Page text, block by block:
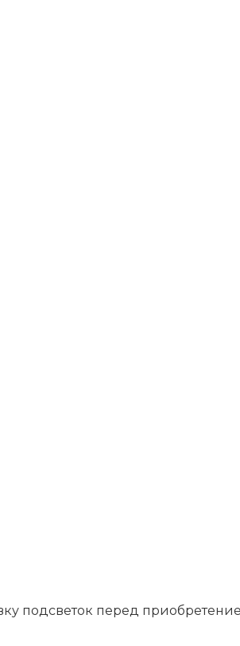
подсветок перед